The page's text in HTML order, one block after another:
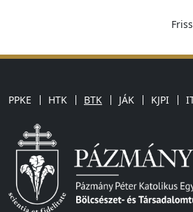
PPKE HTK BTK JÁK KJPI